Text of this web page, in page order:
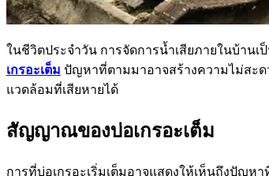
ในชีวิตประจำวัน การจัดการน้ำเสียภายในบ้าน
เกรอะเต็ม ปัญหาที่ตามมาอาจสร้างความไม่สะ
แวดล้อมที่เสียหายได้
สัญญาณของบ่อเกรอะเต็ม
การที่บ่อเกรอะเริ่มเต็มอาจแสดงให้เห็นถึงปัญหา